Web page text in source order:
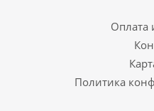
Оплата
Политика